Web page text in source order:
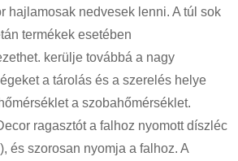
hajlamosak nedvesek lenni. A túl sok
termékek esetében
kerülje továbbá a nagy
a tárolás és a szerelés helye
a szobahőmérséklet.
ragasztót a falhoz nyomott díszléc
és szorosan nyomja a falhoz. A